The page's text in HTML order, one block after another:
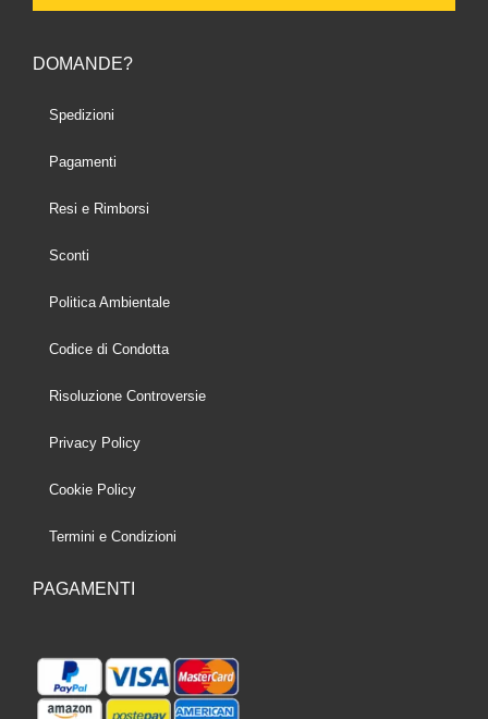
DOMANDE?
Spedizioni
Pagamenti
Resi e Rimborsi
Sconti
Politica Ambientale
Codice di Condotta
Risoluzione Controversie
Privacy Policy
Cookie Policy
Termini e Condizioni
PAGAMENTI